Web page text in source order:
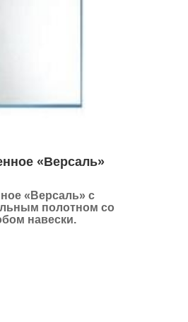
«Версаль»
«Версаль» с
полотном со
навески.